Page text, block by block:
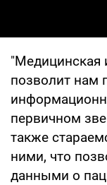
"Медицинская
позволит нам
первичном
также
ними, что
данными о